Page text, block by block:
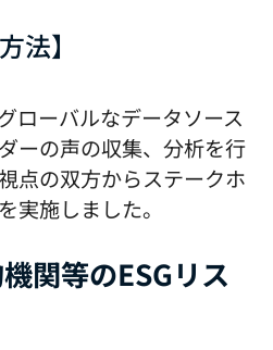
法】
ローバルなデータソース
ーの声の収集、分析を行
点の双方からステークホ
実施しました。
関等のESGリス